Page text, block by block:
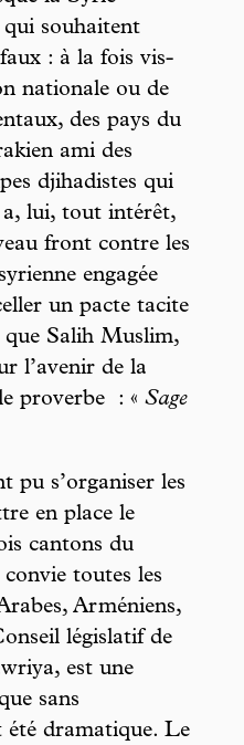
souhaitent
: à la fois vis-
nationale ou de
des pays du
ami des
djihadistes qui
a, lui, tout intérêt,
front contre les
engagée
un pacte tacite
que Salih Muslim,
l’avenir de la
proverbe : « Sage
pu s’organiser les
en place le
cantons du
toutes les
Arméniens,
législatif de
est une
sans
été dramatique. Le